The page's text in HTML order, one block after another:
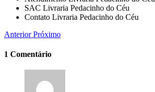
SAC Livraria Pedacinho do Céu
Contato Livraria Pedacinho do Céu
AnteriorPróximo
1 Comentário